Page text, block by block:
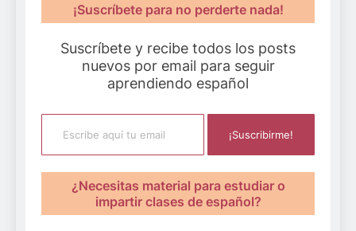
¡Suscríbete para no perderte nada!
Suscríbete y recibe todos los posts
nuevos por email para seguir
aprendiendo español
Escribe aquí tu email
¡Suscribirme!
¿Necesitas material para estudiar o
impartir clases de español?